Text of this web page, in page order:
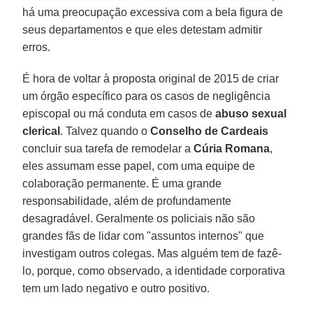
há uma preocupação excessiva com a bela figura de
seus departamentos e que eles detestam admitir
erros.
É hora de voltar à proposta original de 2015 de criar
um órgão específico para os casos de negligência
episcopal ou má conduta em casos deabuso sexual
clerical . Talvez quando oConselho de Cardeais
concluir sua tarefa de remodelar aCúria Romana,
eles assumam esse papel, com uma equipe de
colaboração permanente. É uma grande
responsabilidade, além de profundamente
desagradável. Geralmente os policiais não são
grandes fãs de lidar com "assuntos internos" que
investigam outros colegas. Mas alguém tem de fazê-
lo, porque, como observado, a identidade corporativa
tem um lado negativo e outro positivo.